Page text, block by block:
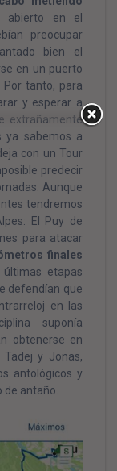
abierto en el
preocupar
bien el
en un puerto
Por tanto, para
y esperar a
extrañamente
ya sabemos a
con un Tour
predecir
Aunque
tendremos
El Puy de
para atacar
finales
últimas etapas
defendían que
en las
suponía
obtenerse en
y Jonas,
antológicos y
de antaño.